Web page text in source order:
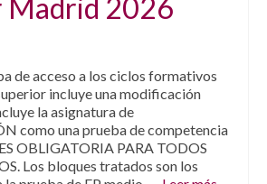
Madrid 2026
de acceso a los ciclos formativos
incluye una modificación
la asignatura de
como una prueba de competencia
OBLIGATORIA PARA TODOS
Los bloques tratados son los